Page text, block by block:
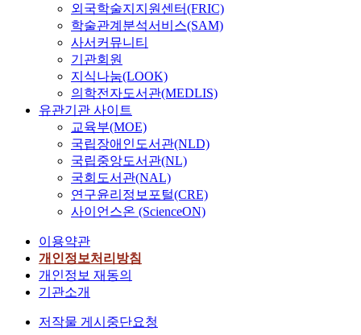
외국학술지지원센터(FRIC)
학술관계분석서비스(SAM)
사서커뮤니티
기관회원
지식나눔(LOOK)
의학전자도서관(MEDLIS)
유관기관 사이트
교육부(MOE)
국립장애인도서관(NLD)
국립중앙도서관(NL)
국회도서관(NAL)
연구윤리정보포털(CRE)
사이언스온 (ScienceON)
이용약관
개인정보처리방침
개인정보 재동의
기관소개
저작물 게시중단요청